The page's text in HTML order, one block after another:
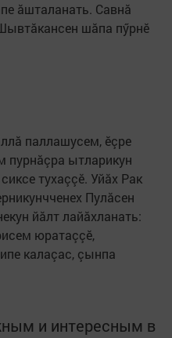
ăшталанать. Савнă
шăпа пӳрнӗ
паллашусем, ӗçре
пурнăçра ытларикун
тухаççӗ. Уйăх Рак
Пулăсен
йăлт лайăхланать:
юратаççӗ,
калаçас, çынпа
и интересным в